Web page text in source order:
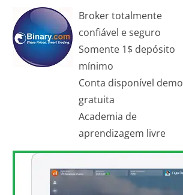
Broker totalmente
confiável e seguro
Somente 1$ depósito
mínimo
Conta disponível demo
gratuita
Academia de
aprendizagem livre